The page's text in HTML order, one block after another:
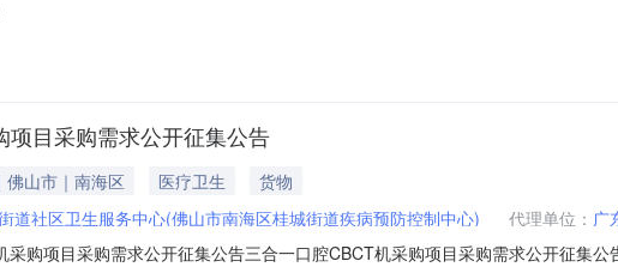
城街道社区卫生服务中心(佛山市南海区桂城街道疾病预防控制中心）发布时间：
项目采购需求公开征集公告
佛山市｜南海区 医疗卫生
货物
道社区卫生服务中心(佛山市南海区桂城街道疾病预防控制中心) 代理单位： 广
采购项目采购需求公开征集公告三合一口腔CBCT机采购项目采购需求公开征集